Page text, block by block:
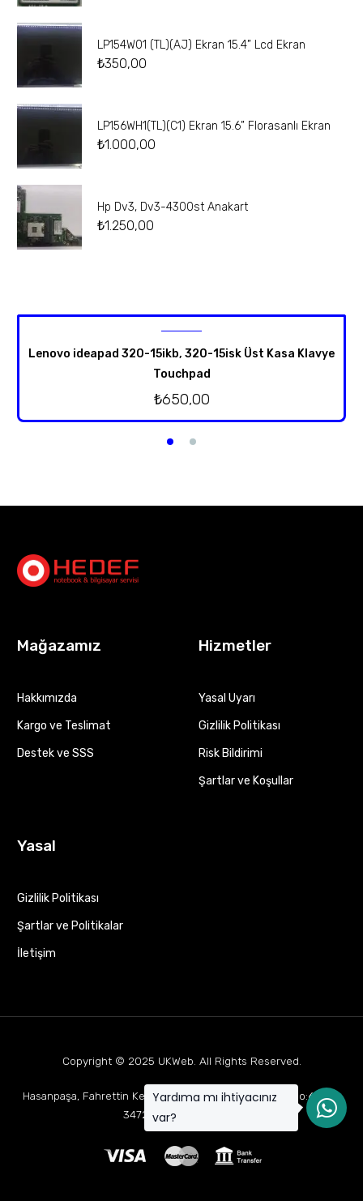
LP154W01 (TL)(AJ) Ekran 15.4” Lcd Ekran
₺350,00
LP156WH1(TL)(C1) Ekran 15.6” Florasanlı Ekran
₺1.000,00
Hp Dv3, Dv3-4300st Anakart
₺1.250,00
Lenovo ideapad 320-15ikb, 320-15isk Üst Kasa Klavye
Touchpad
₺650,00
Mağazamız
Hakkımızda
Kargo ve Teslimat
Destek ve SSS
Hizmetler
Yasal Uyarı
Gizlilik Politikası
Risk Bildirimi
Şartlar ve Koşullar
Yasal
Gizlilik Politikası
Şartlar ve Politikalar
İletişim
Copyright © 2025 UKWeb. All Rights Reserved.
Hasanpaşa, Fahrettin Kerim Gökay Cd Mukaddes Apt No:63 D:1,
34722 Kadıköy/İstanbul
Yardıma mı ihtiyacınız
var?